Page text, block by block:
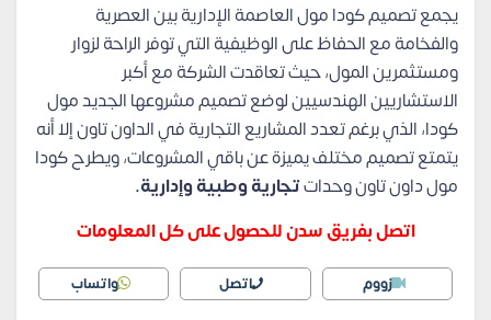
يجمع تصميم كودا مول العاصمة الإدارية بين العصرية
والفخامة مع الحفاظ على الوظيفية التي توفر الراحة لزوار
ومستثمرين المول، حيث تعاقدت الشركة مع أكبر
الاستشاريين الهندسيين لوضع تصميم مشروعها الجديد مول
كودا، الذي برغم تعدد المشاريع التجارية في الداون تاون إلا أنه
يتمتع تصميم مختلف يميزة عن باقي المشروعات، ويطرح كودا
مول داون تاون وحداتتجارية وطبية وإدارية.
اتصل بفريق سدن للحصول على كل المعلومات
زووم اتصل واتساب